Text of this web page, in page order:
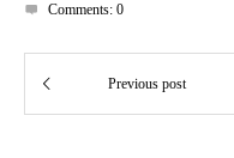
Comments: 0